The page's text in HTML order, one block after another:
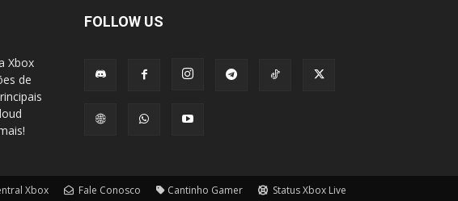
Xbox
de
FOLLOW US
Xbox Fale Conosco Cantinho Gamer Status Xbox Live